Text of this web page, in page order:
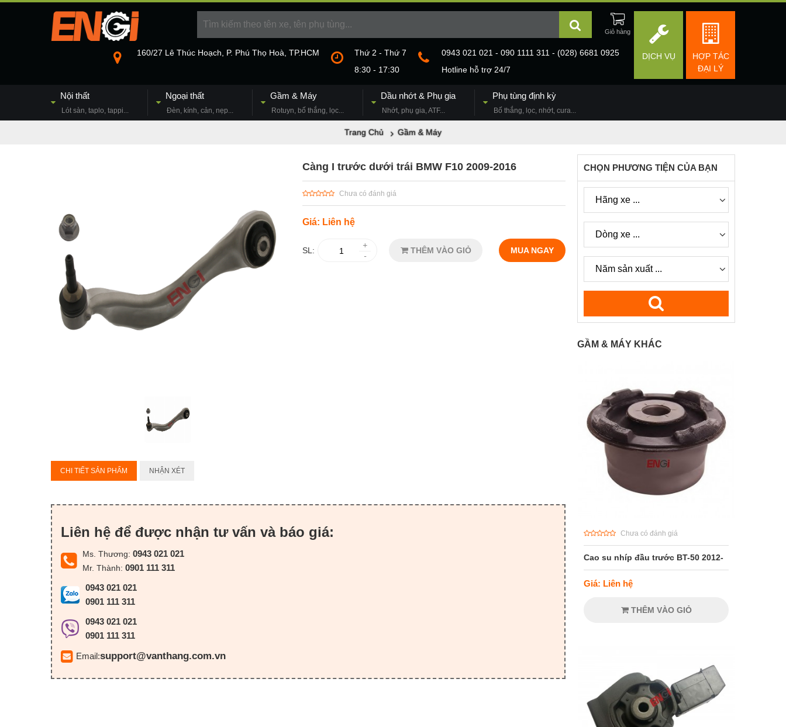
HỢP TÁC
ĐẠI LÝ
DỊCH VỤ
160/27 Lê Thúc Hoạch, P. Phú Thọ Hoà, TP.HCM
Thứ 2 - Thứ 7
8:30 - 17:30
0943 021 021 - 090 1111 311 - (028) 6681 0925
Hotline hỗ trợ 24/7
Nội thất
Lót sàn, taplo, tappi...
Ngoại thất
Đèn, kính, cản, nẹp...
Gầm & Máy
Rotuyn, bố thắng, lọc...
Dầu nhớt & Phụ gia
Nhớt, phụ gia, ATF...
Phụ tùng định kỳ
Bố thắng, lọc, nhớt, cura...
Trang Chủ Gầm & Máy
Càng I trước dưới trái BMW F10 2009-2016
Chưa có đánh giá
Giá: Liên hệ
SL:
+
-
THÊM VÀO GIỎ MUA NGAY
CHI TIẾT SẢN PHẨM NHẬN XÉT
Liên hệ để được nhận tư vấn và báo giá:
Ms. Thương: 0943 021 021
Mr. Thành: 0901 111 311
0943 021 021
0901 111 311
0943 021 021
0901 111 311
Email:support@vanthang.com.vn
CHỌN PHƯƠNG TIỆN CỦA BẠN
GẦM & MÁY KHÁC
Chưa có đánh giá
Cao su nhíp đầu trước BT-50 2012-
Giá: Liên hệ
THÊM VÀO GIỎ